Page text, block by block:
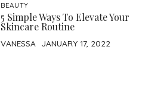
BEAUTY
5 Simple Ways To Elevate Your
Skincare Routine
VANESSA JANUARY 17, 2022